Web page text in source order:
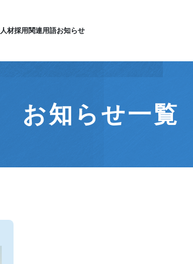
人材採用関連用語お知らせ
お知らせ一覧